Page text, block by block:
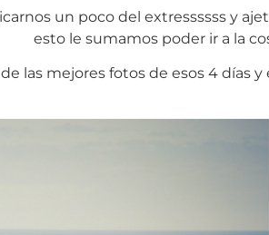
un poco del extressssss y
esto le sumamos poder ir a la
las mejores fotos de esos 4 días